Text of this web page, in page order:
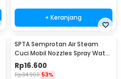
+ Keranjang
SPTA Semprotan Air Steam
Cuci Mobil Nozzles Spray Water
Gun - W204
Rp16.600
Rp34.900 53%